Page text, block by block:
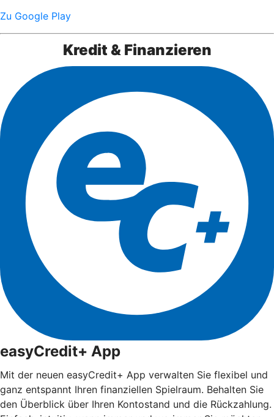
Zu Google Play
Kredit & Finanzieren
easyCredit+ App
Mit der neuen easyCredit+ App verwalten Sie flexibel und
ganz entspannt Ihren finanziellen Spielraum. Behalten Sie
den Überblick über Ihren Kontostand und die Rückzahlung.